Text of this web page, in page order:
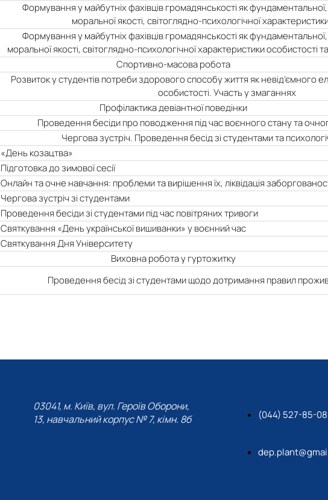
Формування у майбутніх фахівців громадянськості як
моральної якості, світоглядно-психологічної
Формування у майбутніх фахівців громадянськості як
моральної якості, світоглядно-психологічної характеристики особистості
Спортивно-масова робота
Розвиток у студентів потреби здорового способу життя як невід’ємного
особистості. Участь у змаганнях
Профілактика девіантної поведінки
Проведення бесіди про поводження під час воєнного стану та
Чергова зустріч. Проведення бесід зі студентами та
«День козацтва»
Підготовка до зимової сесії
Онлайн та очне навчання: проблеми та вирішення їх, ліквідація
Чергова зустріч зі студентами
Проведення бесіди зі студентами під час повітряних тривоги
Святкування «День української вишиванки» у воєнний час
Святкування Дня Університету
Виховна робота у гуртожитку
Проведення бесід зі студентами щодо дотримання правил
03041, м. Київ, вул. Героїв Оборони,
13, навчальний корпус № 7, кімн. 8б
(044) 527-85-